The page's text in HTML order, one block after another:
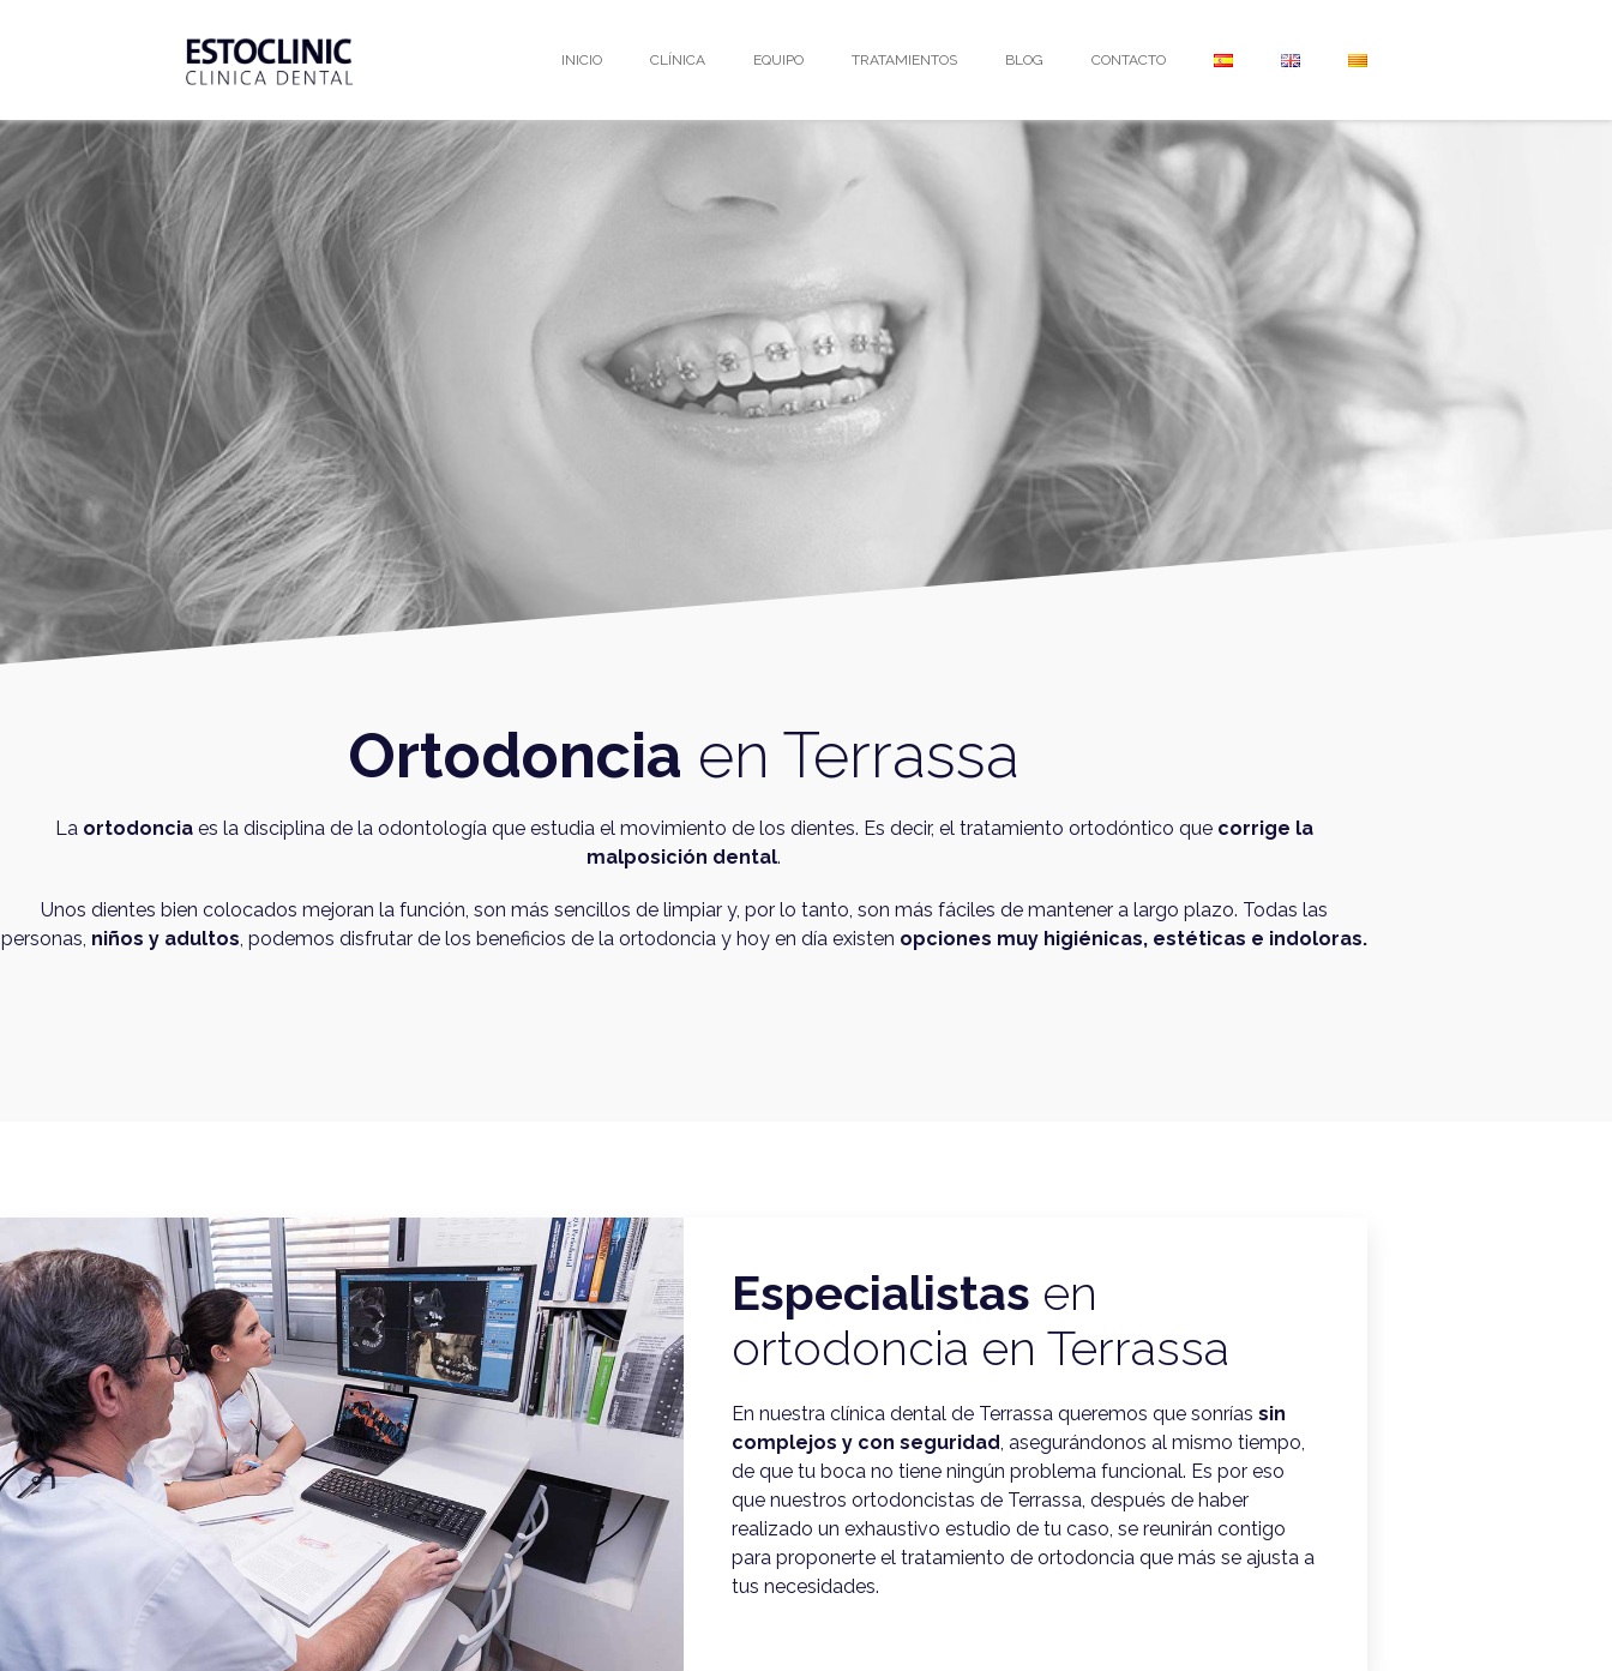
INICIO CLÍNICA EQUIPO TRATAMIENTOS BLOG CONTACTO
Ortodoncia en Terrassa
La ortodonciaes la disciplina de la odontología que estudia el movimiento de los dientes. Es decir, el tratamiento ortodóntico que corrige la
malposición dental.
Unos dientes bien colocados mejoran la función, son más sencillos de limpiar y, por lo tanto, son más fáciles de mantener a largo plazo. Todas las
personas, niños y adultos, podemos disfrutar de los beneficios de la ortodoncia y hoy en día existen opciones muy higiénicas, estéticas e indoloras.
Especialistas en
ortodoncia en Terrassa
En nuestra clínica dental de Terrassa queremos que sonrías sin
complejos y con seguridad, asegurándonos al mismo tiempo,
de que tu boca no tiene ningún problema funcional. Es por eso
que nuestros ortodoncistas de Terrassa, después de haber
realizado un exhaustivo estudio de tu caso, se reunirán contigo
para proponerte el tratamiento de ortodoncia que más se ajusta a
tus necesidades.